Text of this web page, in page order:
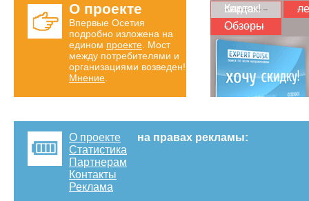
О проекте
Впервые Осетия
подробно изложена на
едином проекте . Мост
между потребителями и
организациями возведен!
Мнение
Карта скидок!
Обзоры
О проекте
Статистика
Партнерам
Контакты
Реклама
на правах рекламы: